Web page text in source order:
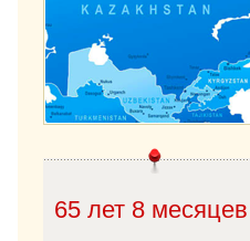
65 лет 8 месяцев